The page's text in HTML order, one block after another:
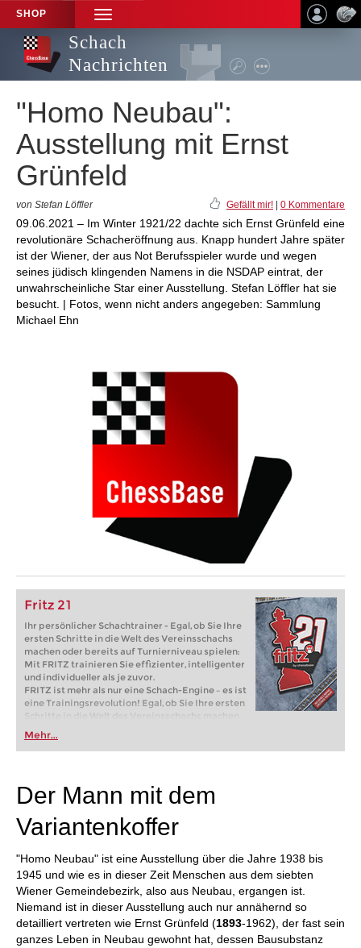
SHOP
TOGGLE
NAVIGATION
Schach
Nachrichten
"Homo Neubau":
Ausstellung mit Ernst
Grünfeld
von Stefan Löffler Gefällt mir! 0 Kommentare
09.06.2021 – Im Winter 1921/22 dachte sich Ernst Grünfeld eine
revolutionäre Schacheröffnung aus. Knapp hundert Jahre später
ist der Wiener, der aus Not Berufsspieler wurde und wegen
seines jüdisch klingenden Namens in die NSDAP eintrat, der
unwahrscheinliche Star einer Ausstellung. Stefan Löffler hat sie
besucht. | Fotos, wenn nicht anders angegeben: Sammlung
Michael Ehn
Fritz 21
Ihr persönlicher Schachtrainer - Egal, ob Sie Ihre
ersten Schritte in die Welt des Vereinsschachs
machen oder bereits auf Turnierniveau spielen:
Mit FRITZ trainieren Sie effizienter, intelligenter
und individueller als je zuvor.
FRITZ ist mehr als nur eine Schach-Engine – es ist
eine Trainingsrevolution! Egal, ob Sie Ihre ersten
Schritte in die Welt des Vereinsschachs machen
oder bereits auf Turnierniveau spielen: Mit
FRITZ trainieren Sie effizienter, intelligenter und
individueller als je zuvor.
Mehr...
Der Mann mit dem
Variantenkoffer
"Homo Neubau" ist eine Ausstellung über die Jahre 1938 bis
1945 und wie es in dieser Zeit Menschen aus dem siebten
Wiener Gemeindebezirk, also aus Neubau, ergangen ist.
Niemand ist in dieser Ausstellung auch nur annähernd so
detailliert vertreten wie Ernst Grünfeld (1893-1962), der fast sein
ganzes Leben in Neubau gewohnt hat, dessen Bausubstanz